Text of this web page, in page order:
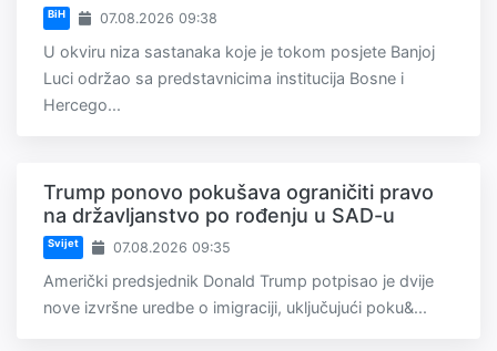
BiH 07.08.2026 09:38
U okviru niza sastanaka koje je tokom posjete Banjoj
Luci održao sa predstavnicima institucija Bosne i
Hercego...
Trump ponovo pokušava ograničiti pravo
na državljanstvo po rođenju u SAD-u
Svijet 07.08.2026 09:35
Američki predsjednik Donald Trump potpisao je dvije
nove izvršne uredbe o imigraciji, uključujući poku&...